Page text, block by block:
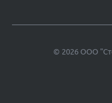
© 2026 ООО